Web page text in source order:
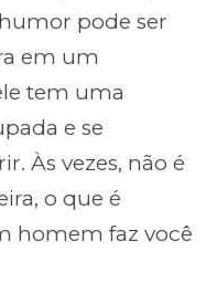
pode ser
em um
tem uma
e se
Às vezes, não é
o que é
homem faz você